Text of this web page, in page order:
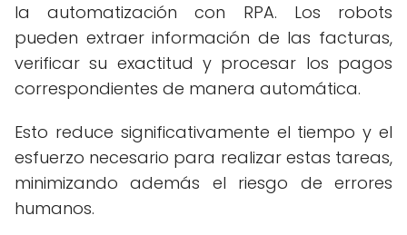
la automatización con RPA. Los robots
pueden extraer información de las facturas,
verificar su exactitud y procesar los pagos
correspondientes de manera automática.
Esto reduce significativamente el tiempo y el
esfuerzo necesario para realizar estas tareas,
minimizando además el riesgo de errores
humanos.